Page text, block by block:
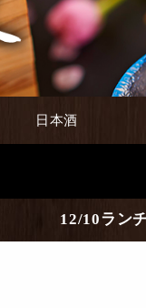
日本酒
12/10ラン